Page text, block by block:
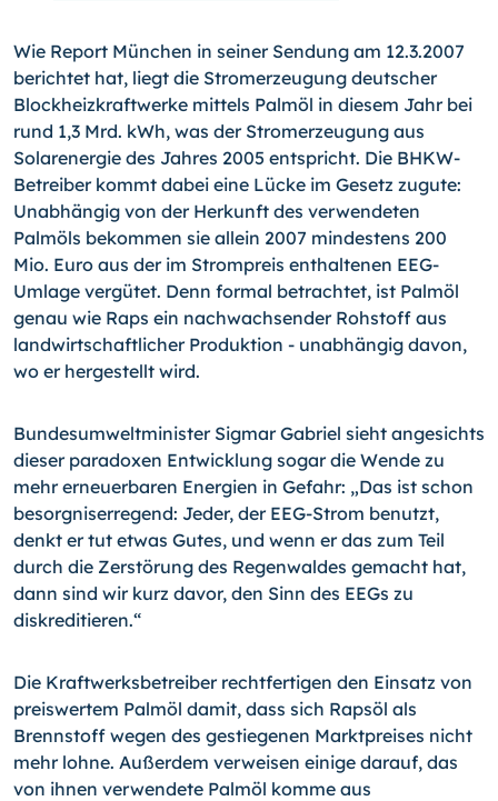
Wie Report München in seiner Sendung am 12.3.2007
berichtet hat, liegt die Stromerzeugung deutscher
Blockheizkraftwerke mittels Palmöl in diesem Jahr bei
rund 1,3 Mrd. kWh, was der Stromerzeugung aus
Solarenergie des Jahres 2005 entspricht. Die BHKW-
Betreiber kommt dabei eine Lücke im Gesetz zugute:
Unabhängig von der Herkunft des verwendeten
Palmöls bekommen sie allein 2007 mindestens 200
Mio. Euro aus der im Strompreis enthaltenen EEG-
Umlage vergütet. Denn formal betrachtet, ist Palmöl
genau wie Raps ein nachwachsender Rohstoff aus
landwirtschaftlicher Produktion - unabhängig davon,
wo er hergestellt wird.
Bundesumweltminister Sigmar Gabriel sieht angesichts
dieser paradoxen Entwicklung sogar die Wende zu
mehr erneuerbaren Energien in Gefahr: „Das ist schon
besorgniserregend: Jeder, der EEG-Strom benutzt,
denkt er tut etwas Gutes, und wenn er das zum Teil
durch die Zerstörung des Regenwaldes gemacht hat,
dann sind wir kurz davor, den Sinn des EEGs zu
diskreditieren.“
Die Kraftwerksbetreiber rechtfertigen den Einsatz von
preiswertem Palmöl damit, dass sich Rapsöl als
Brennstoff wegen des gestiegenen Marktpreises nicht
mehr lohne. Außerdem verweisen einige darauf, das
von ihnen verwendete Palmöl komme aus